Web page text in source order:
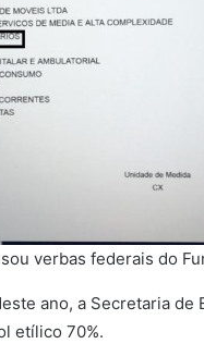
verbas federais do
ano, a Secretaria de
etílico 70%.